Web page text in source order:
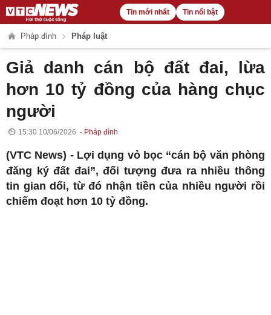
Tin mới nhất Tin nổi bật
Pháp đình Pháp luật
Giả danh cán bộ đất đai, lừa
hơn 10 tỷ đồng của hàng chục
người
15:30 10/06/2026 Pháp đình
(VTC News) - Lợi dụng vỏ bọc “cán bộ văn phòng
đăng ký đất đai”, đối tượng đưa ra nhiều thông
tin gian dối, từ đó nhận tiền của nhiều người rồi
chiếm đoạt hơn 10 tỷ đồng.